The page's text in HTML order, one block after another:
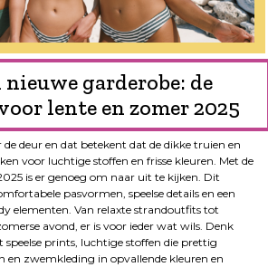
garderobe: de
lente en zomer 2025
deur en dat betekent dat de dikke truien en
voor luchtige stoffen en frisse kleuren. Met de
is er genoeg om naar uit te kijken. Dit
pasvormen, speelse details en een
elementen. Van relaxte strandoutfits tot
avond, er is voor ieder wat wils. Denk
speelse prints, luchtige stoffen die prettig
en zwemkleding in opvallende kleuren en